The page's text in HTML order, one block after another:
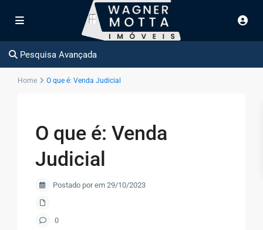
Pesquisa Avançada
Home O que é: Venda Judicial
O que é: Venda
Judicial
Postado por em 29/10/2023
0